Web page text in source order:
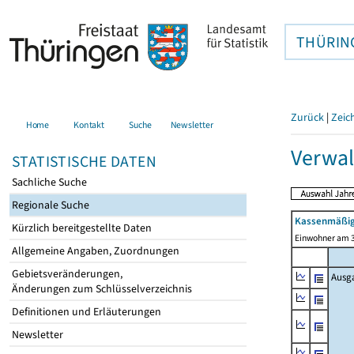
Home Kontakt Suche Newsletter
STATISTISCHE DATEN
Sachliche Suche
Regionale Suche
Kürzlich bereitgestellte Daten
Allgemeine Angaben, Zuordnungen
Gebietsveränderungen,
Änderungen zum Schlüsselverzeichnis
Definitionen und Erläuterungen
Newsletter
Zurück |
Einwohner am